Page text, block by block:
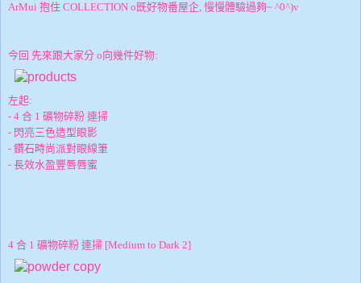
ArMui 抱住 COLLECTION o既好物番屋企, 慢慢體驗過夠~ ^0^)v
今回 先來跟大家分 o向幾件好物:
左起:
- 4 合 1 礦物碎粉 連掃
- 閃亮三色造型眼影
- 鑽石時尚派對眼線筆
- 長效水盈豐唇唇蜜
4 合 1 礦物碎粉 連掃 [Medium to Dark 2]